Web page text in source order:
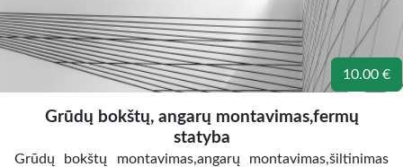
10.00 €
Grūdų bokštų, angarų montavimas,fermų
statyba
Grūdų bokštų montavimas,angarų montavimas,šiltinimas